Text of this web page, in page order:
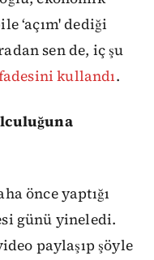
‘açım' dediği
sen de, iç şu
kullandı.
önce yaptığı
günü yineledi.
paylaşıp şöyle